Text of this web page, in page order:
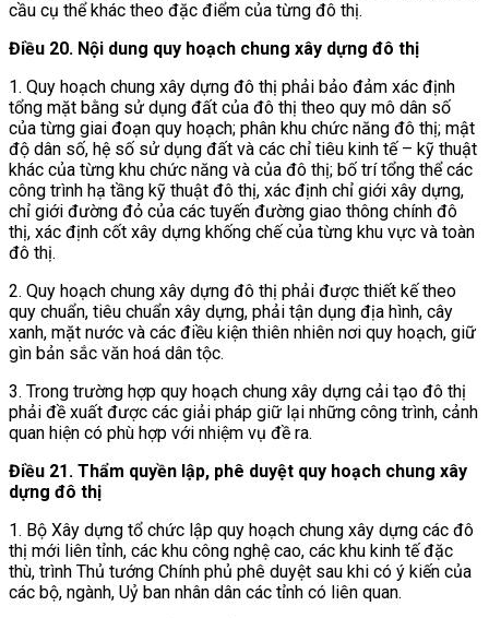
cầu cụ thể khác theo đặc điểm của từng đô thị.
Điều 20. Nội dung quy hoạch chung xây dựng đô thị
1. Quy hoạch chung xây dựng đô thị phải bảo đảm xác định
tổng mặt bằng sử dụng đất của đô thị theo quy mô dân số
của từng giai đoạn quy hoạch; phân khu chức năng đô thị; mật
độ dân số, hệ số sử dụng đất và các chỉ tiêu kinh tế – kỹ thuật
khác của từng khu chức năng và của đô thị; bố trí tổng thể các
công trình hạ tầng kỹ thuật đô thị, xác định chỉ giới xây dựng,
chỉ giới đường đỏ của các tuyến đường giao thông chính đô
thị, xác định cốt xây dựng khống chế của từng khu vực và toàn
đô thị.
2. Quy hoạch chung xây dựng đô thị phải được thiết kế theo
quy chuẩn, tiêu chuẩn xây dựng, phải tận dụng địa hình, cây
xanh, mặt nước và các điều kiện thiên nhiên nơi quy hoạch, giữ
gìn bản sắc văn hoá dân tộc.
3. Trong trường hợp quy hoạch chung xây dựng cải tạo đô thị
phải đề xuất được các giải pháp giữ lại những công trình, cảnh
quan hiện có phù hợp với nhiệm vụ đề ra.
Điều 21. Thẩm quyền lập, phê duyệt quy hoạch chung xây
dựng đô thị
1. Bộ Xây dựng tổ chức lập quy hoạch chung xây dựng các đô
thị mới liên tỉnh, các khu công nghệ cao, các khu kinh tế đặc
thù, trình Thủ tướng Chính phủ phê duyệt sau khi có ý kiến của
các bộ, ngành, Uỷ ban nhân dân các tỉnh có liên quan.